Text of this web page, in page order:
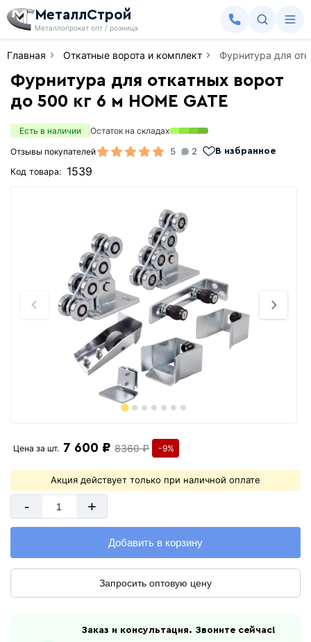
МеталлСтрой
Металлопрокат опт / розница
Главная Откатные ворота и комплект Фурнитура для
Фурнитура для откатных ворот
до 500 кг 6 м HOME GATE
Есть в наличии
Остаток на складах
Отзывы покупателей
5 2 В избранное
Код товара: 1539
Цена за шт. 7 600 ₽ 8360 ₽ -9%
Акция действует только при наличной оплате
- +
Добавить в корзину
Запросить оптовую цену
Заказ и консультация. Звоните сейчас!